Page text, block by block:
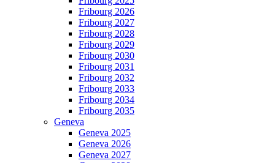
Fribourg 2026
Fribourg 2027
Fribourg 2028
Fribourg 2029
Fribourg 2030
Fribourg 2031
Fribourg 2032
Fribourg 2033
Fribourg 2034
Fribourg 2035
Geneva
Geneva 2025
Geneva 2026
Geneva 2027